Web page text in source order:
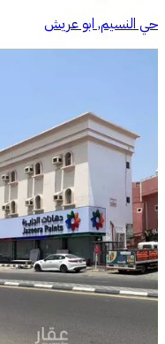
حي النسيم, ابو عريش